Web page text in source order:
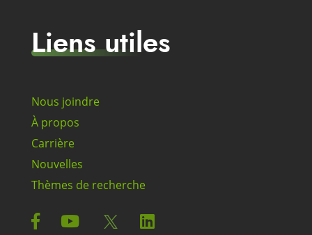
Liens utiles
Nous joindre
À propos
Carrière
Nouvelles
Thèmes de recherche